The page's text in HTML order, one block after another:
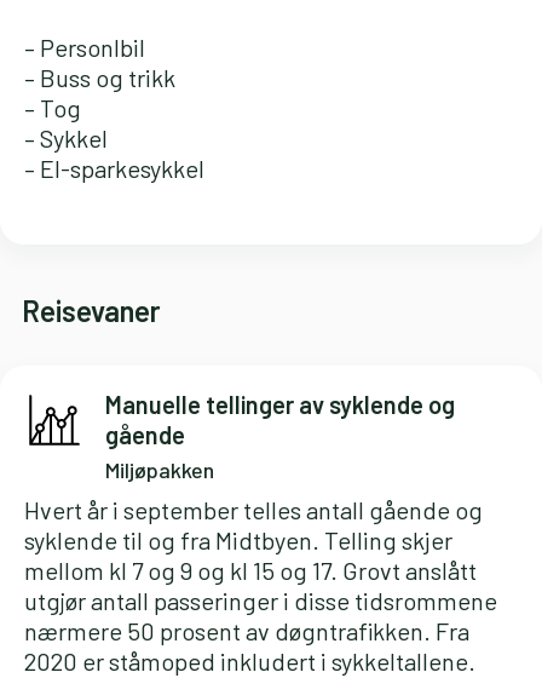
– Personlbil
– Buss og trikk
– Tog
– Sykkel
– El-sparkesykkel
Reisevaner
Manuelle tellinger av syklende og
gående
Miljøpakken
Hvert år i september telles antall gående og
syklende til og fra Midtbyen. Telling skjer
mellom kl 7 og 9 og kl 15 og 17. Grovt anslått
utgjør antall passeringer i disse tidsrommene
nærmere 50 prosent av døgntrafikken. Fra
2020 er ståmoped inkludert i sykkeltallene.